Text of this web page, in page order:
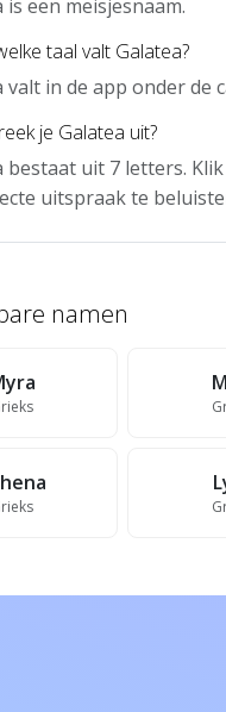
is een meisjesnaam.
taal valt Galatea?
valt in de app onder de
je Galatea uit?
bestaat uit 7 letters.
uitspraak te
namen